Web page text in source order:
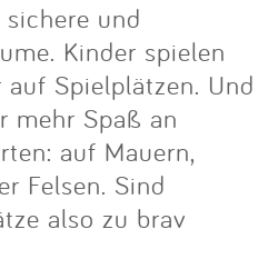
und
Kinder spielen
Spielplätzen. Und
mehr Spaß an
auf Mauern,
Felsen. Sind
also zu brav